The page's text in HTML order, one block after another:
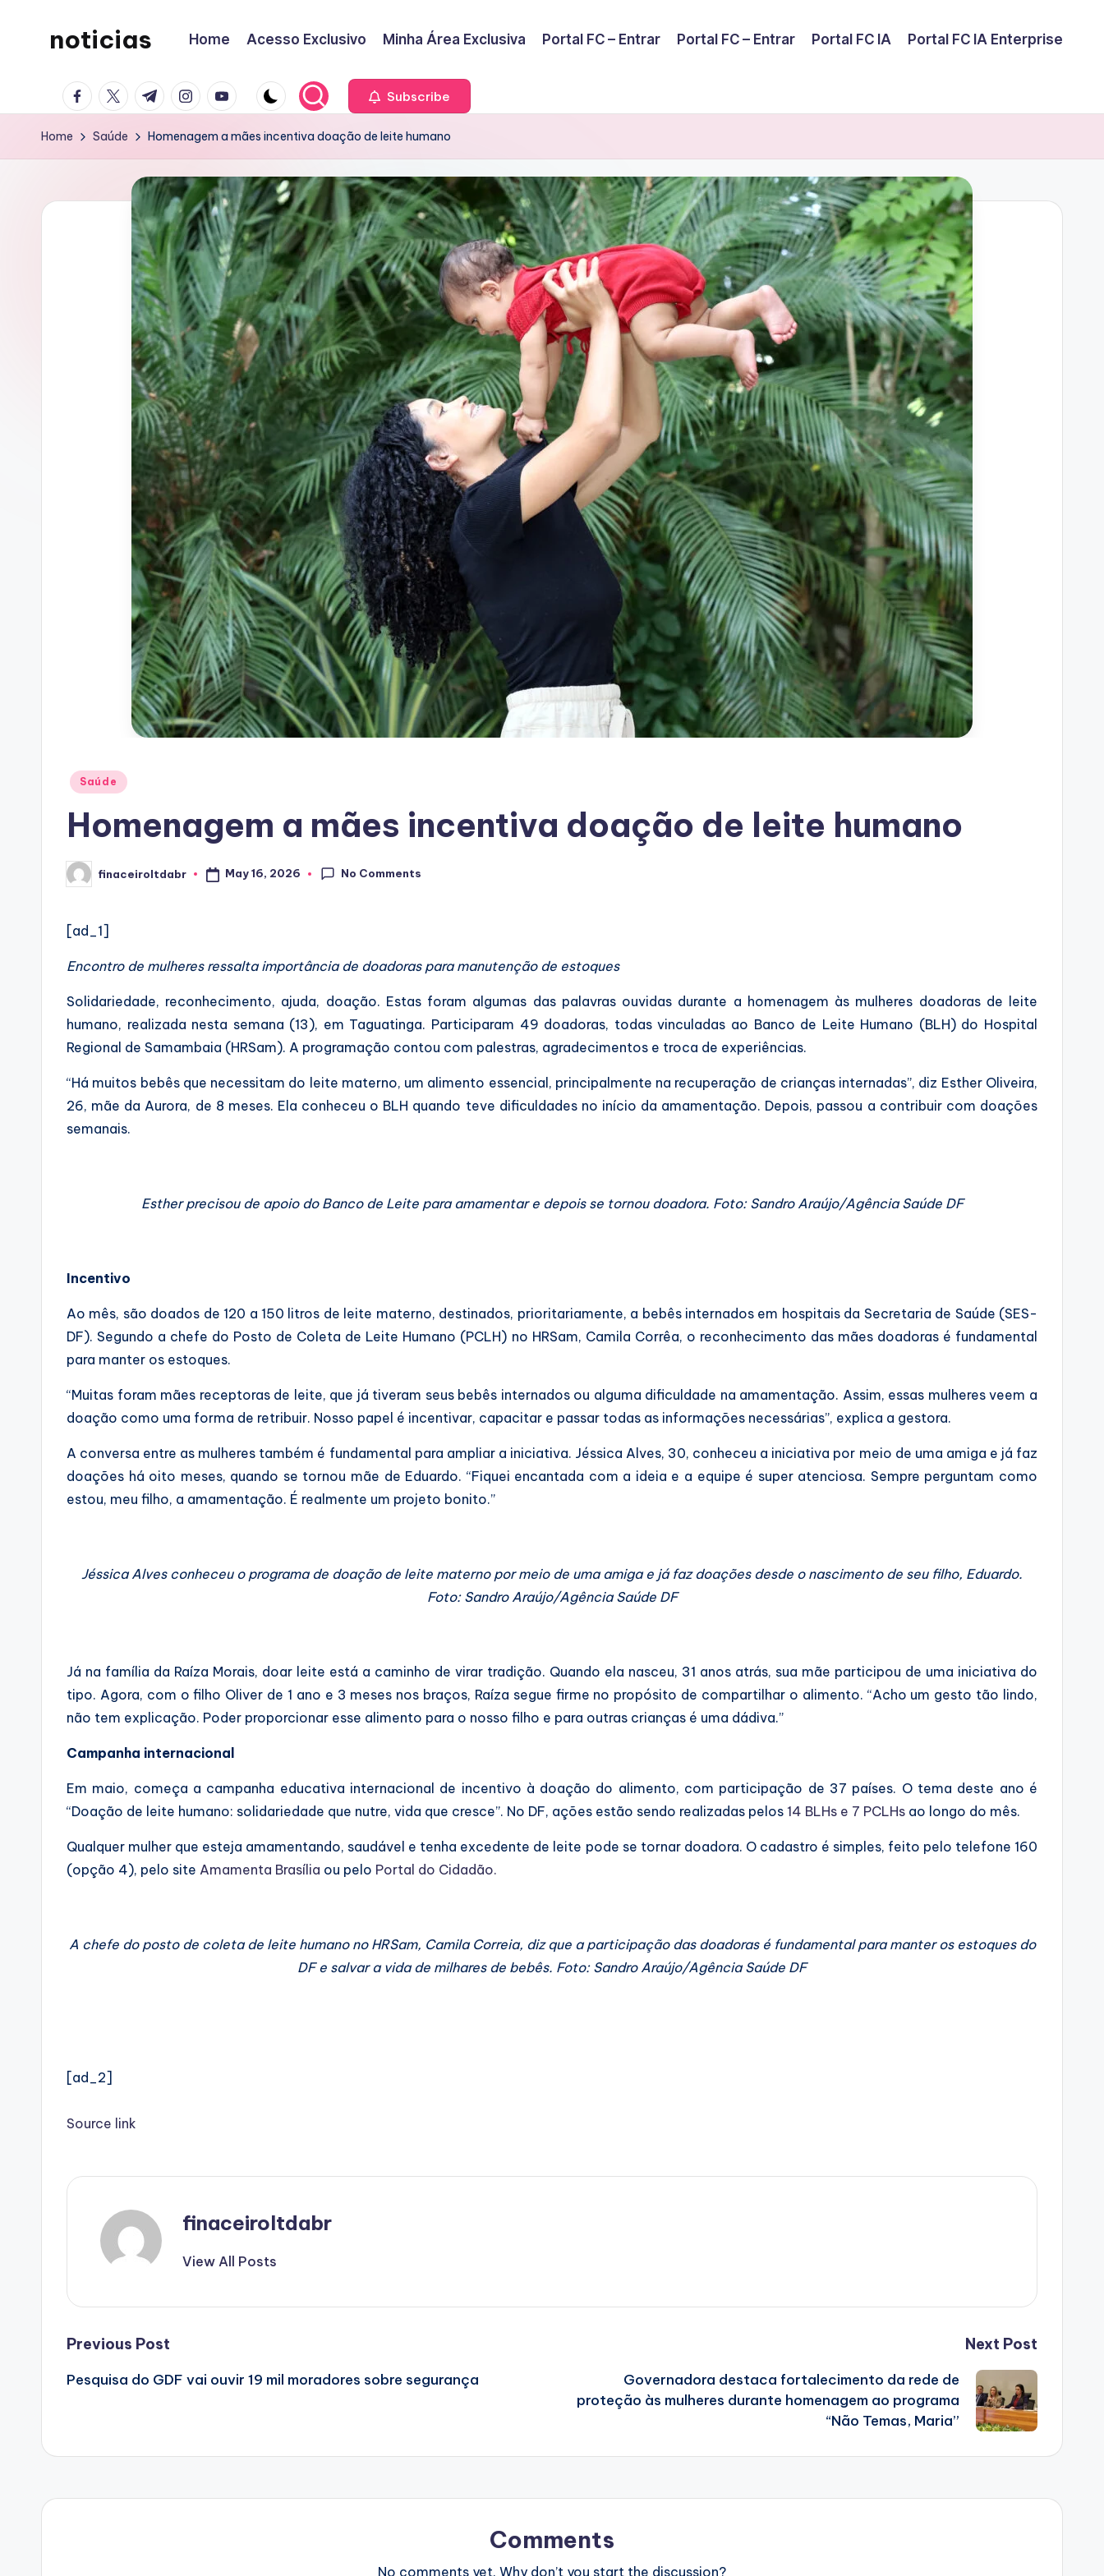
noticias Home Acesso Exclusivo Minha Área Exclusiva Portal FC – Entrar Portal FC – Entrar Portal FC IA Portal FC IA Enterprise
facebook.com
twitter.com
t.me instagram.com
youtube.com Subscribe
Home Saúde Homenagem a mães incentiva doação de leite humano
Posted
Saúde
Homenagem a mães incentiva doação de leite humano
Posted
by
finaceiroltdabr May 16, 2026 No Comments
[ad_1]
Encontro de mulheres ressalta importância de doadoras para manutenção de estoques
Solidariedade, reconhecimento, ajuda, doação. Estas foram algumas das palavras ouvidas durante a homenagem às mulheres doadoras de leite
humano, realizada nesta semana (13), em Taguatinga. Participaram 49 doadoras, todas vinculadas ao Banco de Leite Humano (BLH) do Hospital
Regional de Samambaia (HRSam). A programação contou com palestras, agradecimentos e troca de experiências.
“Há muitos bebês que necessitam do leite materno, um alimento essencial, principalmente na recuperação de crianças internadas”, diz Esther Oliveira,
26, mãe da Aurora, de 8 meses. Ela conheceu o BLH quando teve dificuldades no início da amamentação. Depois, passou a contribuir com doações
semanais.
Esther precisou de apoio do Banco de Leite para amamentar e depois se tornou doadora. Foto: Sandro Araújo/Agência Saúde DF
Incentivo
Ao mês, são doados de 120 a 150 litros de leite materno, destinados, prioritariamente, a bebês internados em hospitais da Secretaria de Saúde (SES-
DF). Segundo a chefe do Posto de Coleta de Leite Humano (PCLH) no HRSam, Camila Corrêa, o reconhecimento das mães doadoras é fundamental
para manter os estoques.
“Muitas foram mães receptoras de leite, que já tiveram seus bebês internados ou alguma dificuldade na amamentação. Assim, essas mulheres veem a
doação como uma forma de retribuir. Nosso papel é incentivar, capacitar e passar todas as informações necessárias”, explica a gestora.
A conversa entre as mulheres também é fundamental para ampliar a iniciativa. Jéssica Alves, 30, conheceu a iniciativa por meio de uma amiga e já faz
doações há oito meses, quando se tornou mãe de Eduardo. “Fiquei encantada com a ideia e a equipe é super atenciosa. Sempre perguntam como
estou, meu filho, a amamentação. É realmente um projeto bonito.”
Jéssica Alves conheceu o programa de doação de leite materno por meio de uma amiga e já faz doações desde o nascimento de seu filho, Eduardo.
Foto: Sandro Araújo/Agência Saúde DF
Já na família da Raíza Morais, doar leite está a caminho de virar tradição. Quando ela nasceu, 31 anos atrás, sua mãe participou de uma iniciativa do
tipo. Agora, com o filho Oliver de 1 ano e 3 meses nos braços, Raíza segue firme no propósito de compartilhar o alimento. “Acho um gesto tão lindo,
não tem explicação. Poder proporcionar esse alimento para o nosso filho e para outras crianças é uma dádiva.”
Campanha internacional
Em maio, começa a campanha educativa internacional de incentivo à doação do alimento, com participação de 37 países. O tema deste ano é
“Doação de leite humano: solidariedade que nutre, vida que cresce”. No DF, ações estão sendo realizadas pelos 14 BLHs e 7 PCLHs ao longo do mês.
Qualquer mulher que esteja amamentando, saudável e tenha excedente de leite pode se tornar doadora. O cadastro é simples, feito pelo telefone 160
(opção 4), pelo site Amamenta Brasília ou pelo Portal do Cidadão.
A chefe do posto de coleta de leite humano no HRSam, Camila Correia, diz que a participação das doadoras é fundamental para manter os estoques do
DF e salvar a vida de milhares de bebês. Foto: Sandro Araújo/Agência Saúde DF
[ad_2]
Source link
finaceiroltdabr
View All Posts
Post
navigation
Previous Post
Pesquisa do GDF vai ouvir 19 mil moradores sobre segurança
Next Post
Governadora destaca fortalecimento da rede de
proteção às mulheres durante homenagem ao programa
“Não Temas, Maria”
Comments
No comments yet. Why don’t you start the discussion?